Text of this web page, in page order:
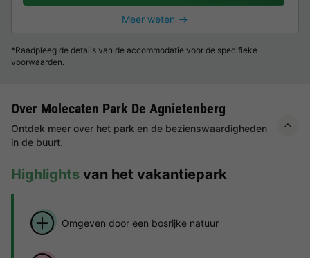
Meer weten
*Raadpleeg de details van de accommodatie voor de specifieke
voorwaarden.
Over Molecaten Park De Agnietenberg
Ontdek meer over het park en de bezienswaardigheden
in de buurt.
Highlights van het vakantiepark
Omgeven door een bosrijke natuur